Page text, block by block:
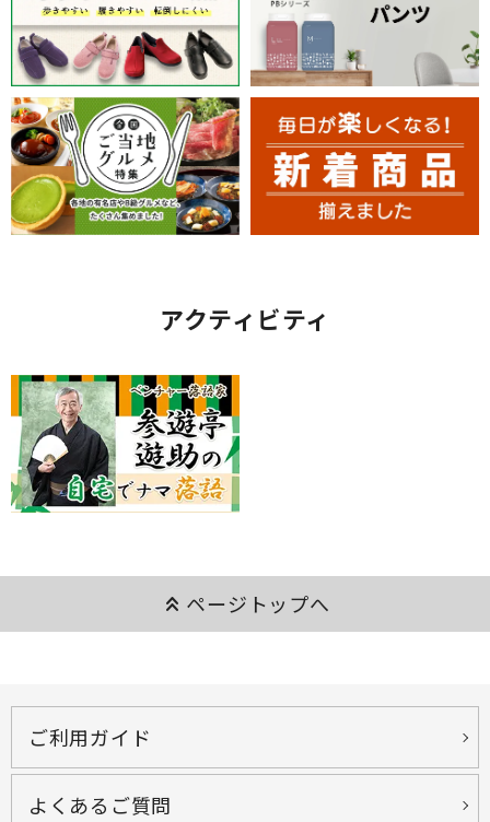
アクティビティ
keyboard_double_arrow_up ページトップへ
ご利用ガイド
よくあるご質問